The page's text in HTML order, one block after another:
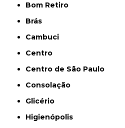
Bom Retiro
Brás
Cambuci
Centro
Centro de São Paulo
Consolação
Glicério
Higienópolis